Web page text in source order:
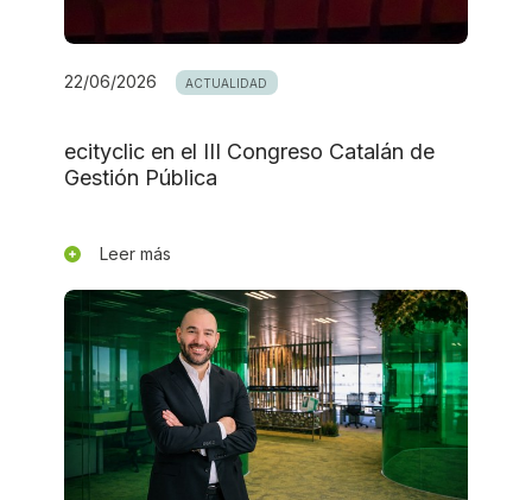
22/06/2026 ACTUALIDAD
ecityclic en el III Congreso Catalán de
Gestión Pública
Leer más